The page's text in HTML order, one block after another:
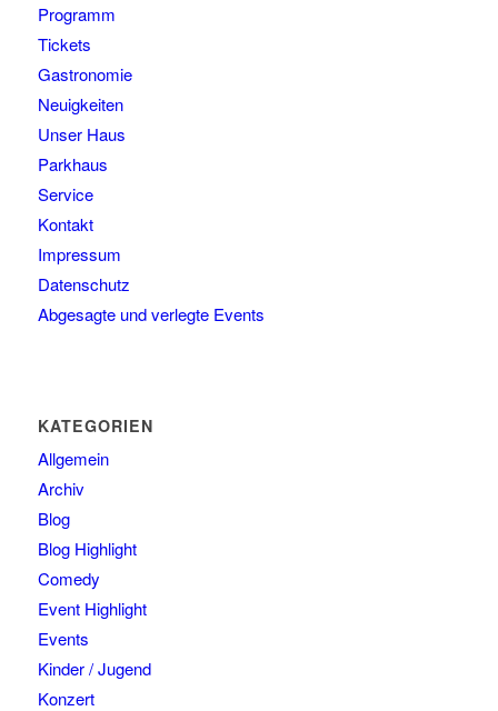
Programm
Tickets
Gastronomie
Neuigkeiten
Unser Haus
Parkhaus
Service
Kontakt
Impressum
Datenschutz
Abgesagte und verlegte Events
KATEGORIEN
Allgemein
Archiv
Blog
Blog Highlight
Comedy
Event Highlight
Events
Kinder / Jugend
Konzert